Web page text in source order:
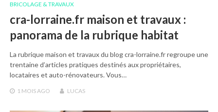
BRICOLAGE & TRAVAUX
cra-lorraine.fr maison et travaux :
panorama de la rubrique habitat
La rubrique maison et travaux du blog cra-lorraine.fr regroupe une
trentaine d’articles pratiques destinés aux propriétaires,
locataires et auto-rénovateurs. Vous…
1 MOISAGO LUCAS